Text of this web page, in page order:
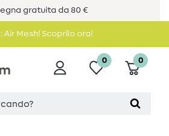
gratuita da 80 €
Air Mesh! Scoprilo ora!
0 0